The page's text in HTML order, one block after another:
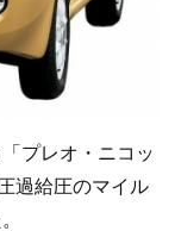
プレオ・ニコッ
過給圧のマイル